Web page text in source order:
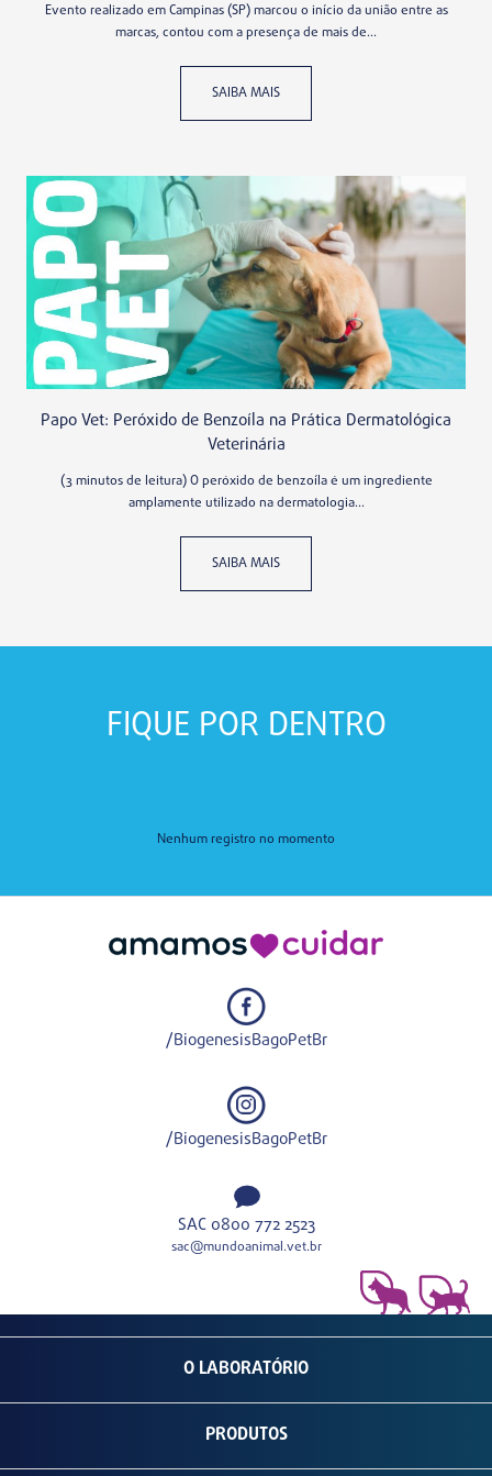
Evento realizado em Campinas (SP) marcou o início da união entre as
marcas, contou com a presença de mais de...
SAIBA MAIS
Papo Vet: Peróxido de Benzoíla na Prática Dermatológica
Veterinária
(3 minutos de leitura) O peróxido de benzoíla é um ingrediente
amplamente utilizado na dermatologia...
SAIBA MAIS
FIQUE POR DENTRO
Nenhum registro no momento
/BiogenesisBagoPetBr
/BiogenesisBagoPetBr
SAC 0800 772 2523
sac@mundoanimal.vet.br
O LABORATÓRIO
PRODUTOS